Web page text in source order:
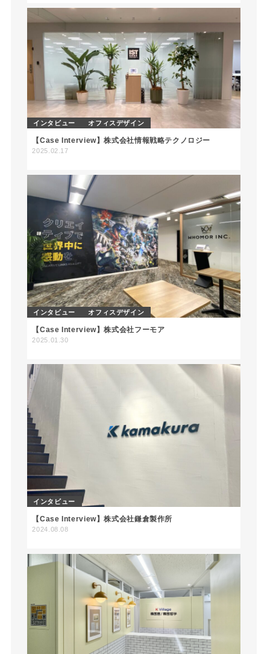
インタビュー オフィスデザイン
【Case Interview】株式会社情報戦略テクノロジー
2025.02.17
インタビュー オフィスデザイン
【Case Interview】株式会社フーモア
2025.01.30
インタビュー
【Case Interview】株式会社鎌倉製作所
2024.08.08